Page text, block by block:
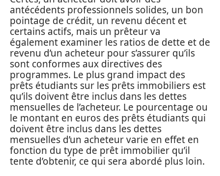
antécédents professionnels solides, un bon
pointage de crédit, un revenu décent et
certains actifs, mais un prêteur va
également examiner les ratios de dette et de
revenu d’un acheteur pour s’assurer qu’ils
sont conformes aux directives des
programmes. Le plus grand impact des
prêts étudiants sur les prêts immobiliers est
qu’ils doivent être inclus dans les dettes
mensuelles de l’acheteur. Le pourcentage ou
le montant en euros des prêts étudiants qui
doivent être inclus dans les dettes
mensuelles d’un acheteur varie en effet en
fonction du type de prêt immobilier qu’il
tente d’obtenir, ce qui sera abordé plus loin.